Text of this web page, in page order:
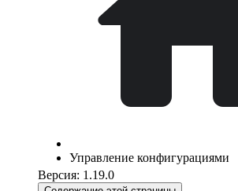
Управление конфигурациями
Версия: 1.19.0